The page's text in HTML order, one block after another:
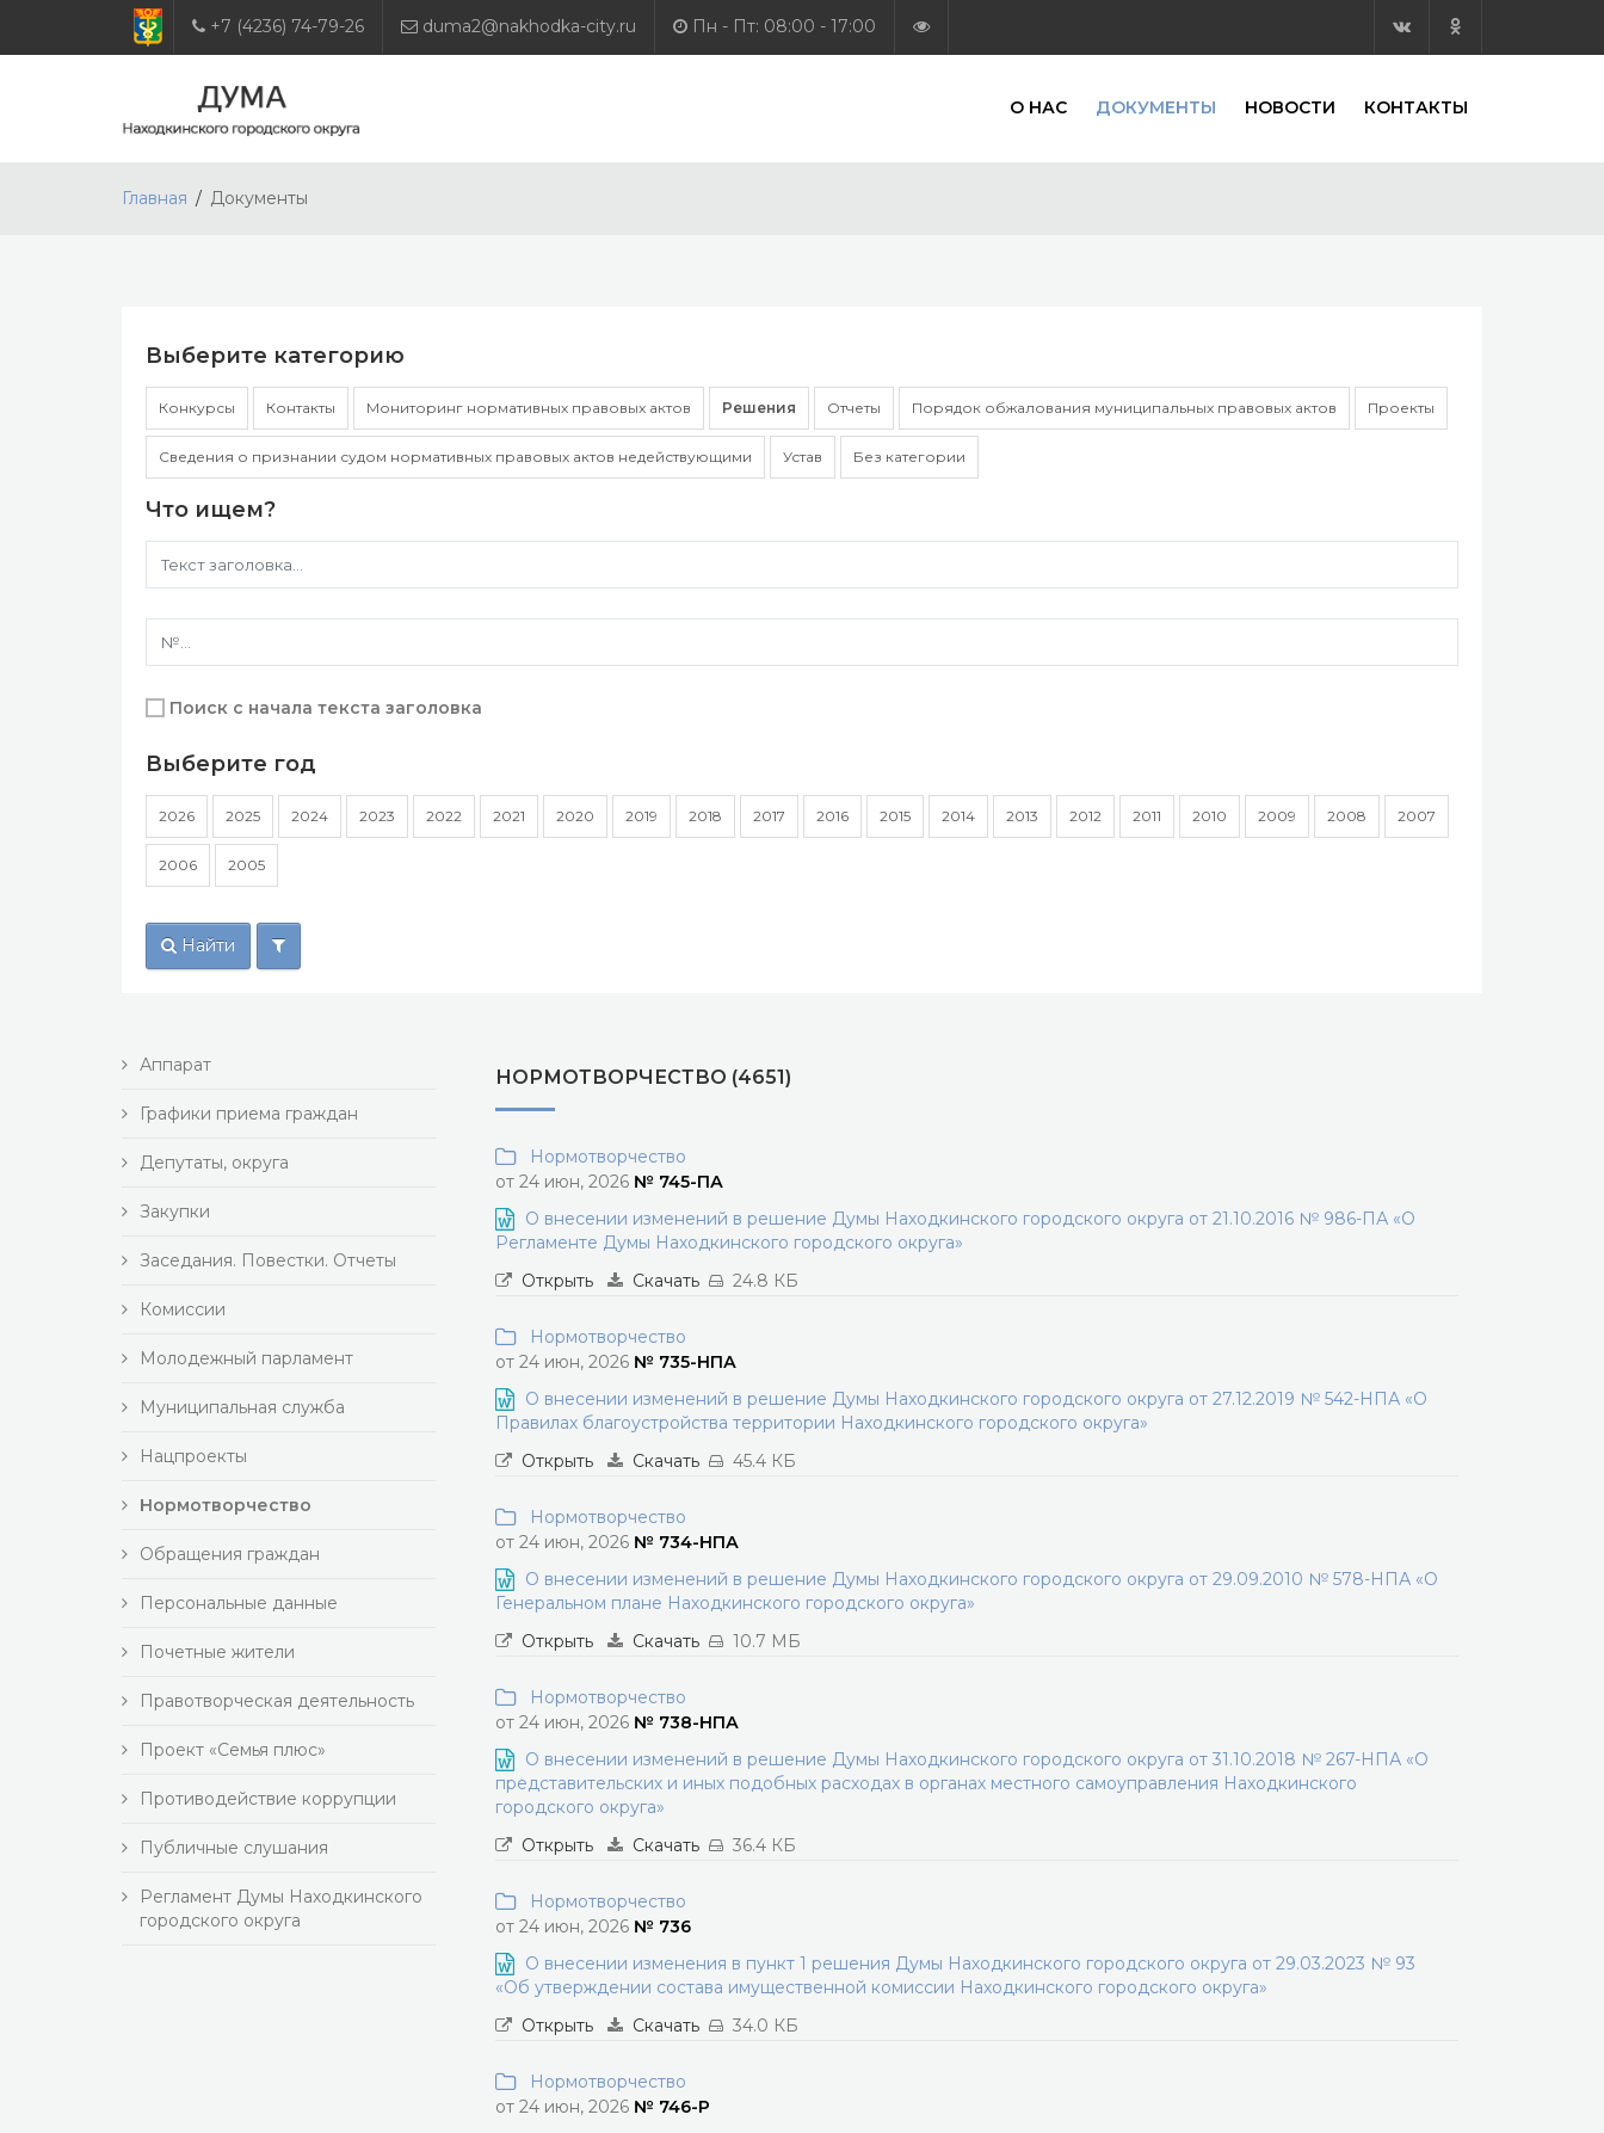
+7 (4236) 74-79-26 duma2@nakhodka-city.ru Пн - Пт: 08:00 - 17:00
О НАС ДОКУМЕНТЫ НОВОСТИ КОНТАКТЫ
Главная Документы
Выберите категорию
Конкурсы Контакты Мониторинг нормативных правовых актов Решения Отчеты Порядок обжалования муниципальных правовых актов Проекты
Сведения о признании судом нормативных правовых актов недействующими Устав Без категории
Что ищем?
Поиск с начала текста заголовка
Выберите год
2026 2025 2024 2023 2022 2021 2020 2019 2018 2017 2016 2015 2014 2013 2012 2011 2010 2009 2008 2007
2006 2005
Найти
Аппарат
Графики приема граждан
Депутаты, округа
Закупки
Заседания. Повестки. Отчеты
Комиссии
Молодежный парламент
Муниципальная служба
Нацпроекты
Нормотворчество
Обращения граждан
Персональные данные
Почетные жители
Правотворческая деятельность
Проект «Семья плюс»
Противодействие коррупции
Публичные слушания
Регламент Думы Находкинского
городского округа
НОРМОТВОРЧЕСТВО (4651)
Нормотворчество
от 24 июн, 2026 № 745-ПА
О внесении изменений в решение Думы Находкинского городского округа от 21.10.2016 № 986-ПА «О
Регламенте Думы Находкинского городского округа»
Открыть
Скачать 24.8 КБ
Нормотворчество
от 24 июн, 2026 № 735-НПА
О внесении изменений в решение Думы Находкинского городского округа от 27.12.2019 № 542-НПА «О
Правилах благоустройства территории Находкинского городского округа»
Открыть
Скачать 45.4 КБ
Нормотворчество
от 24 июн, 2026 № 734-НПА
О внесении изменений в решение Думы Находкинского городского округа от 29.09.2010 № 578-НПА «О
Генеральном плане Находкинского городского округа»
Открыть
Скачать 10.7 МБ
Нормотворчество
от 24 июн, 2026 № 738-НПА
О внесении изменений в решение Думы Находкинского городского округа от 31.10.2018 № 267-НПА «О
представительских и иных подобных расходах в органах местного самоуправления Находкинского
городского округа»
Открыть
Скачать 36.4 КБ
Нормотворчество
от 24 июн, 2026 № 736
О внесении изменения в пункт 1 решения Думы Находкинского городского округа от 29.03.2023 № 93
«Об утверждении состава имущественной комиссии Находкинского городского округа»
Открыть
Скачать 34.0 КБ
Нормотворчество
от 24 июн, 2026 № 746-Р